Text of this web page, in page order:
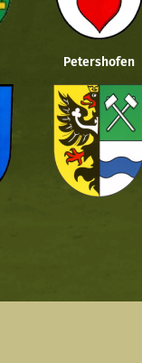
Petershofen